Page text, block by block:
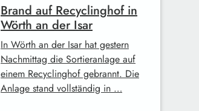
Brand auf Recyclinghof in
Wörth an der Isar
In Wörth an der Isar hat gestern
Nachmittag die Sortieranlage auf
einem Recyclinghof gebrannt. Die
Anlage stand vollständig in …